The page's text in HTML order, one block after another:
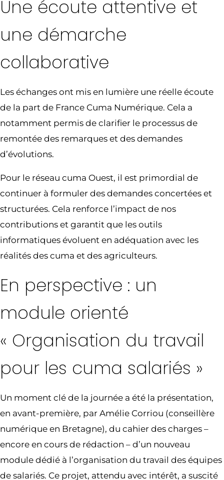
Une écoute attentive et
une démarche
collaborative
Les échanges ont mis en lumière une réelle écoute
de la part de France Cuma Numérique. Cela a
notamment permis de clarifier le processus de
remontée des remarques et des demandes
d’évolutions.
Pour le réseau cuma Ouest, il est primordial de
continuer à formuler des demandes concertées et
structurées. Cela renforce l’impact de nos
contributions et garantit que les outils
informatiques évoluent en adéquation avec les
réalités des cuma et des agriculteurs.
En perspective : un
module orienté
« Organisation du travail
pour les cuma salariés »
Un moment clé de la journée a été la présentation,
en avant-première, par Amélie Corriou (conseillère
numérique en Bretagne), du cahier des charges –
encore en cours de rédaction – d’un nouveau
module dédié à l’organisation du travail des équipes
de salariés. Ce projet, attendu avec intérêt, a suscité